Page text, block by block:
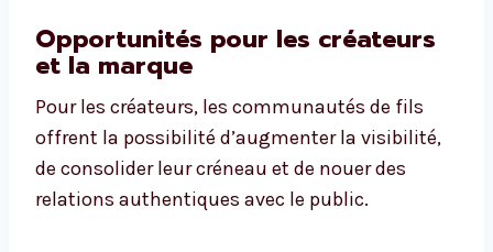
Opportunités pour les créateurs
et la marque
Pour les créateurs, les communautés de fils
offrent la possibilité d’augmenter la visibilité,
de consolider leur créneau et de nouer des
relations authentiques avec le public.